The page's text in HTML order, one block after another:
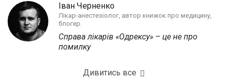
Іван Черненко
Лікар-анестезіолог, автор книжок про медицину,
блогер.
Справа лікарів «Одрексу» – це не про
помилку
Дивитись все